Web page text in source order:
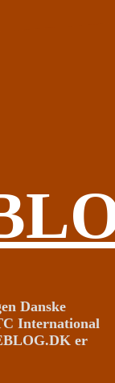
Danske
International
er